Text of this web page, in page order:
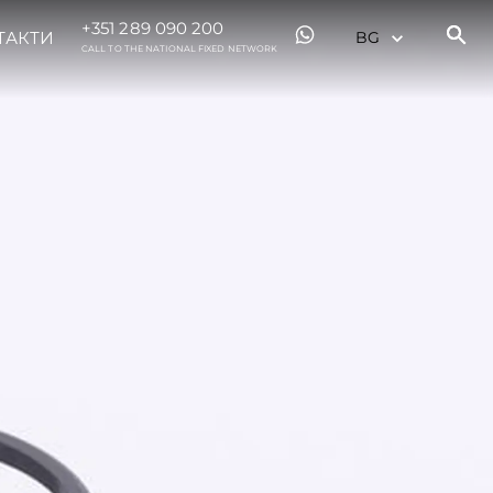
+351 289 090 200
CALL TO THE NATIONAL FIXED NETWORK